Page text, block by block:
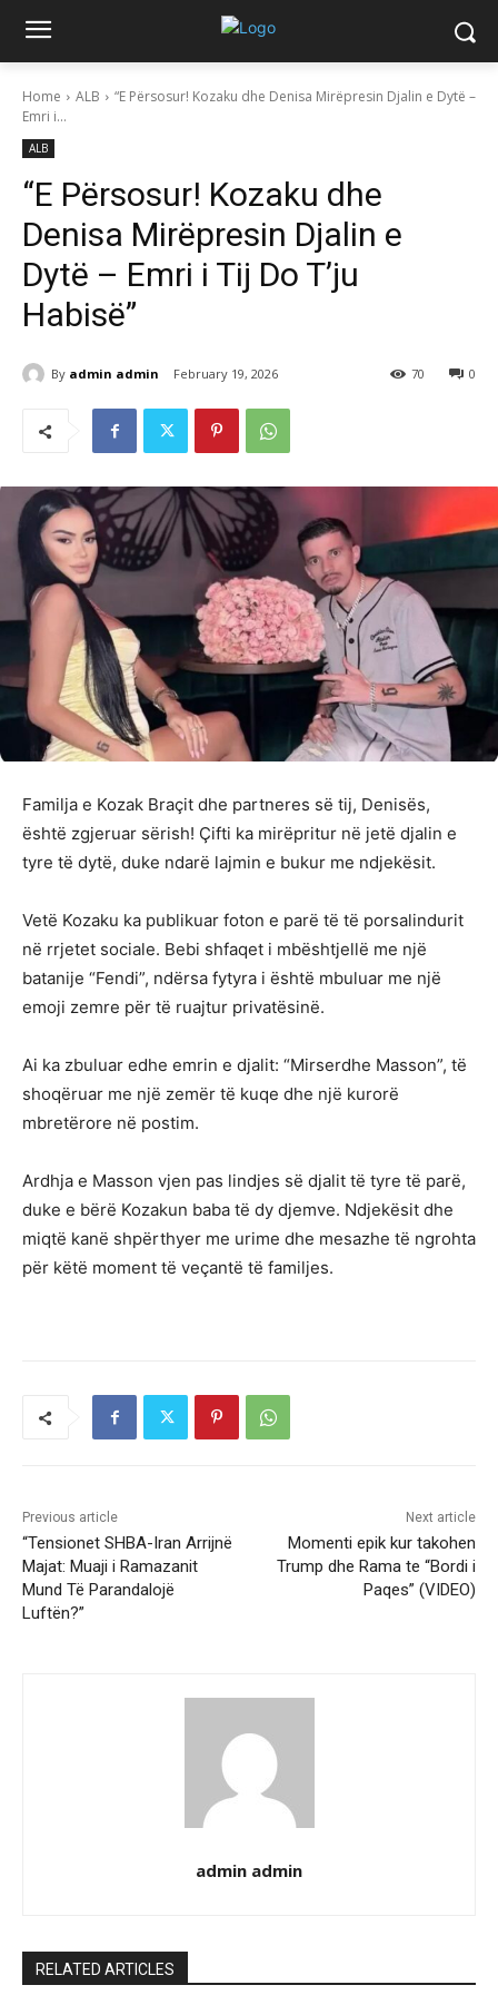
Home ALB
“E Përsosur! Kozaku dhe Denisa Mirëpresin Djalin e Dytë –
Emri i...
ALB
“E Përsosur! Kozaku dhe
Denisa Mirëpresin Djalin e
Dytë – Emri i Tij Do T’ju
Habisë”
By admin admin February 19, 2026 0
70
Familja e Kozak Braçit dhe partneres së tij, Denisës,
është zgjeruar sërish! Çifti ka mirëpritur në jetë djalin e
tyre të dytë, duke ndarë lajmin e bukur me ndjekësit.
Vetë Kozaku ka publikuar foton e parë të të porsalindurit
në rrjetet sociale. Bebi shfaqet i mbështjellë me një
batanije “Fendi”, ndërsa fytyra i është mbuluar me një
emoji zemre për të ruajtur privatësinë.
Ai ka zbuluar edhe emrin e djalit: “Mirserdhe Masson”, të
shoqëruar me një zemër të kuqe dhe një kurorë
mbretërore në postim.
Ardhja e Masson vjen pas lindjes së djalit të tyre të parë,
duke e bërë Kozakun baba të dy djemve. Ndjekësit dhe
miqtë kanë shpërthyer me urime dhe mesazhe të ngrohta
për këtë moment të veçantë të familjes.
Previous article
“Tensionet SHBA-Iran Arrijnë
Majat: Muaji i Ramazanit
Mund Të Parandalojë
Luftën?”
Next article
Momenti epik kur takohen
Trump dhe Rama te “Bordi i
Paqes” (VIDEO)
admin admin
RELATED ARTICLES